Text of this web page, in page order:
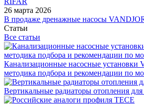
26 марта 2026
В продаже дренажные насосы
Статьи
Все статьи
Канализационные насосные установки
методика подбора и рекомендации по
Вертикальные радиаторы отопления